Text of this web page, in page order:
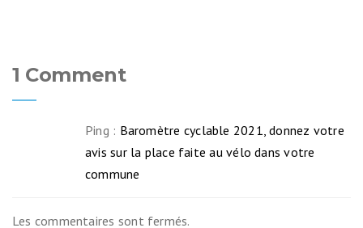
1 Comment
Ping : Baromètre cyclable 2021, donnez votre
avis sur la place faite au vélo dans votre
commune
Les commentaires sont fermés.